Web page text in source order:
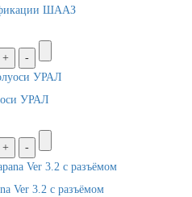
ШААЗ
УРАЛ
Ver 3.2 с разъёмом